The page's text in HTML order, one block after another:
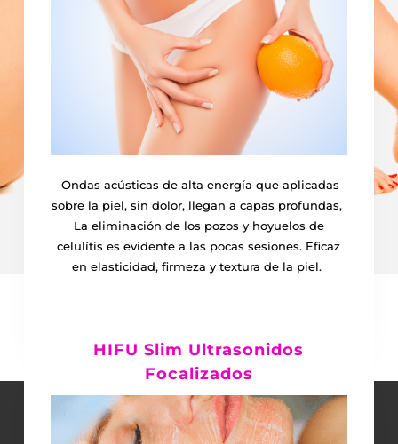
Ondas acústicas de alta energía que aplicadas
sobre la piel, sin dolor, llegan a capas profundas,
La eliminación de los pozos y hoyuelos de
celulítis es evidente a las pocas sesiones. Eficaz
en elasticidad, firmeza y textura de la piel.
Quiero saber más
HIFU Slim Ultrasonidos
Focalizados